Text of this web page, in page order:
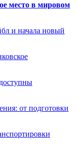
место в мировом
и начала новый
от подготовки